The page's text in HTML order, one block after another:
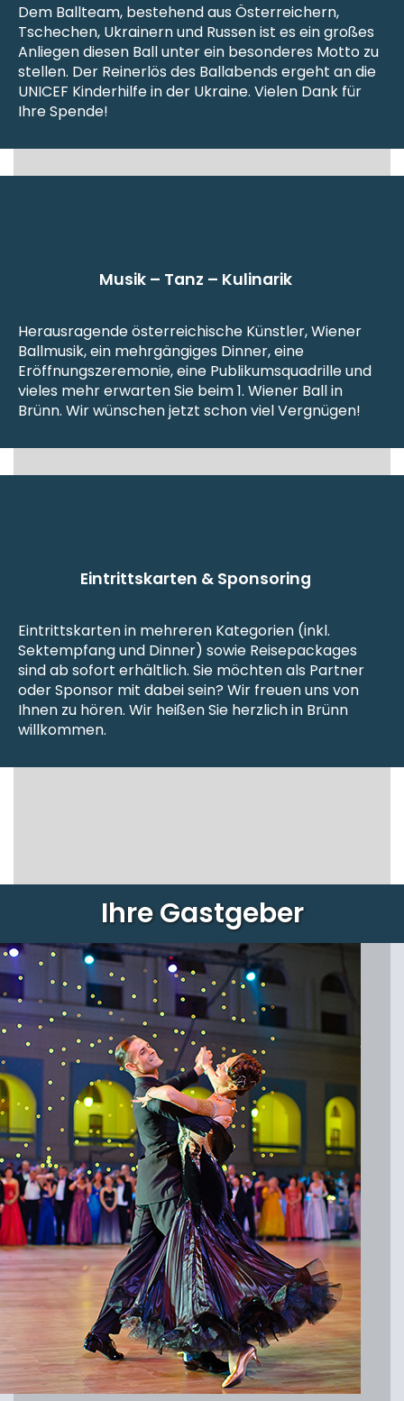
Dem Ballteam, bestehend aus Österreichern,
Tschechen, Ukrainern und Russen ist es ein großes
Anliegen diesen Ball unter ein besonderes Motto zu
stellen. Der Reinerlös des Ballabends ergeht an die
UNICEF Kinderhilfe in der Ukraine. Vielen Dank für
Ihre Spende!
Musik – Tanz – Kulinarik
Herausragende österreichische Künstler, Wiener
Ballmusik, ein mehrgängiges Dinner, eine
Eröffnungszeremonie, eine Publikumsquadrille und
vieles mehr erwarten Sie beim 1. Wiener Ball in
Brünn. Wir wünschen jetzt schon viel Vergnügen!
Eintrittskarten & Sponsoring
Eintrittskarten in mehreren Kategorien (inkl.
Sektempfang und Dinner) sowie Reisepackages
sind ab sofort erhältlich. Sie möchten als Partner
oder Sponsor mit dabei sein? Wir freuen uns von
Ihnen zu hören. Wir heißen Sie herzlich in Brünn
willkommen.
Ihre Gastgeber